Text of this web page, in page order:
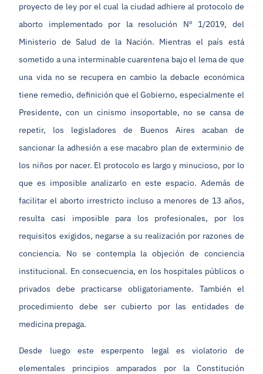
proyecto de ley por el cual la ciudad adhiere al protocolo de
aborto implementado por la resolución Nº 1/2019, del
Ministerio de Salud de la Nación. Mientras el país está
sometido a una interminable cuarentena bajo el lema de que
una vida no se recupera en cambio la debacle económica
tiene remedio, definición que el Gobierno, especialmente el
Presidente, con un cinismo insoportable, no se cansa de
repetir, los legisladores de Buenos Aires acaban de
sancionar la adhesión a ese macabro plan de exterminio de
los niños por nacer. El protocolo es largo y minucioso, por lo
que es imposible analizarlo en este espacio. Además de
facilitar el aborto irrestricto incluso a menores de 13 años,
resulta casi imposible para los profesionales, por los
requisitos exigidos, negarse a su realización por razones de
conciencia. No se contempla la objeción de conciencia
institucional. En consecuencia, en los hospitales públicos o
privados debe practicarse obligatoriamente. También el
procedimiento debe ser cubierto por las entidades de
medicina prepaga.
Desde luego este esperpento legal es violatorio de
elementales principios amparados por la Constitución